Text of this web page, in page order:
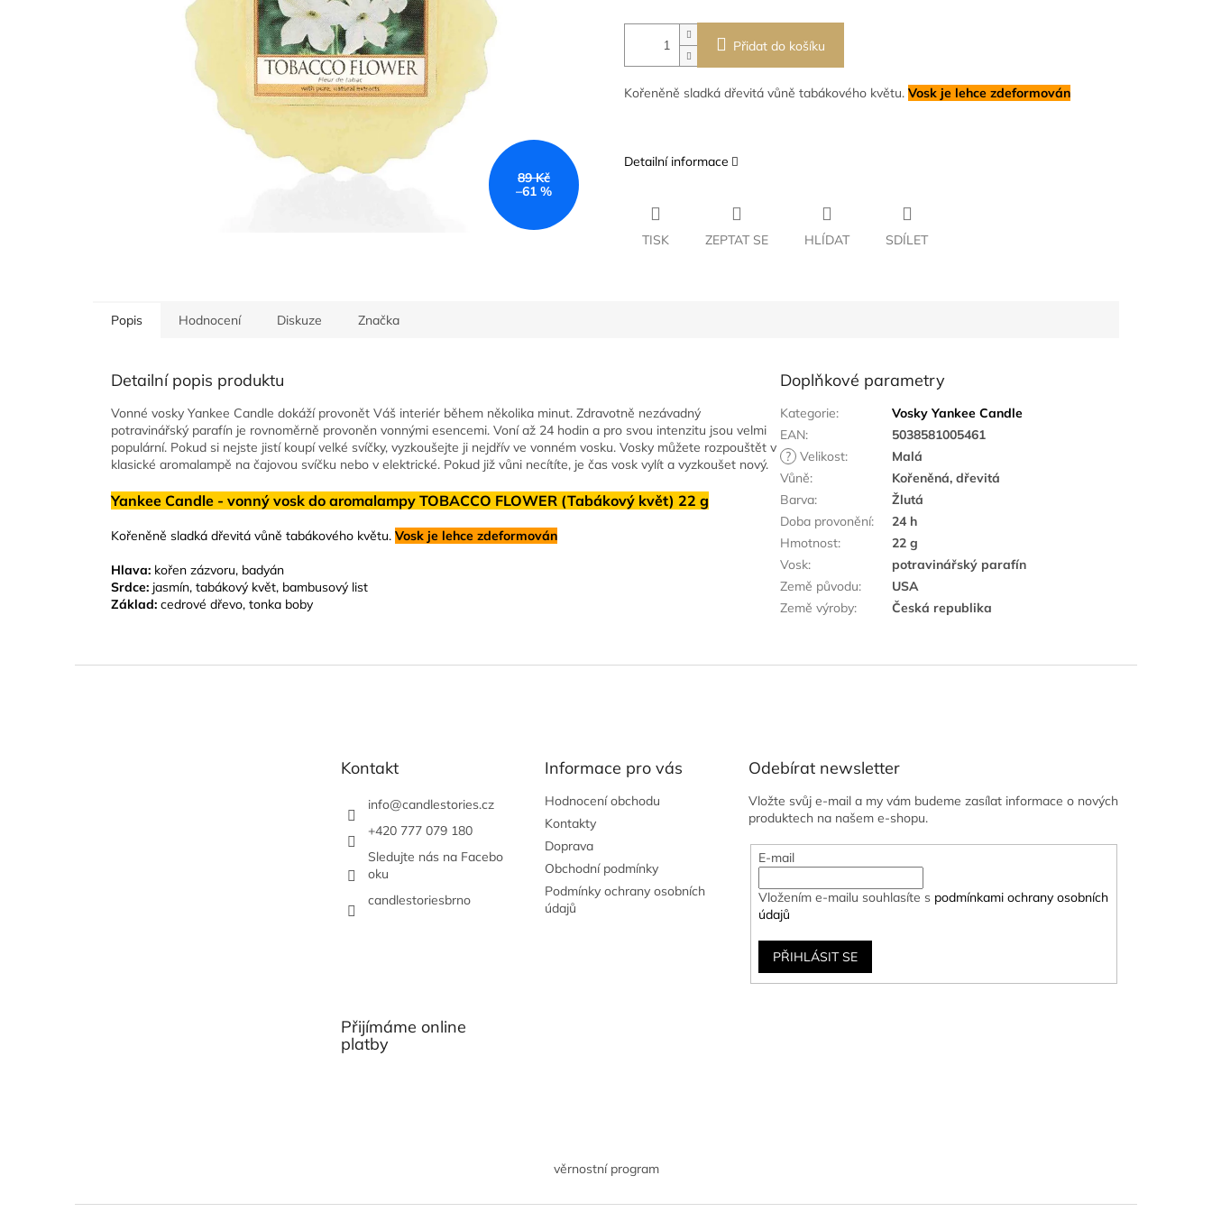
89 Kč
–61 %
Přidat do košíku
Kořeněně sladká dřevitá vůně tabákového květu. Vosk je lehce zdeformován
Detailní informace
TISK ZEPTAT SE HLÍDAT SDÍLET
Popis Hodnocení Diskuze Značka
Detailní popis produktu
Vonné vosky Yankee Candle dokáží provonět Váš interiér během několika minut. Zdravotně nezávadný
potravinářský parafín je rovnoměrně provoněn vonnými esencemi. Voní až 24 hodin a pro svou intenzitu jsou velmi
populární. Pokud si nejste jistí koupí velké svíčky, vyzkoušejte ji nejdřív ve vonném vosku. Vosky můžete rozpouštět v
klasické aromalampě na čajovou svíčku nebo v elektrické. Pokud již vůni necítíte, je čas vosk vylít a vyzkoušet nový.
Yankee Candle - vonný vosk do aromalampy TOBACCO FLOWER (Tabákový květ) 22 g
Kořeněně sladká dřevitá vůně tabákového květu. Vosk je lehce zdeformován
Hlava: kořen zázvoru, badyán
Srdce: jasmín, tabákový květ, bambusový list
Základ: cedrové dřevo, tonka boby
Doplňkové parametry
Kategorie:
Vosky Yankee Candle
EAN:
5038581005461
? Velikost:
Malá
Vůně:
Kořeněná, dřevitá
Barva:
Žlutá
Doba provonění:
24 h
Hmotnost:
22 g
Vosk:
potravinářský parafín
Země původu:
USA
Země výroby: Česká republika
Kontakt
info@candlestories.cz
+420 777 079 180
Sledujte nás na Facebo
oku
candlestoriesbrno
Informace pro vás
Hodnocení obchodu
Kontakty
Doprava
Obchodní podmínky
Podmínky ochrany osobních
údajů
Odebírat newsletter
Vložte svůj e-mail a my vám budeme zasílat informace o nových
produktech na našem e-shopu.
E-mail
Vložením e-mailu souhlasíte s podmínkami ochrany osobních
údajů
PŘIHLÁSIT SE
Přijímáme online
platby
věrnostní program